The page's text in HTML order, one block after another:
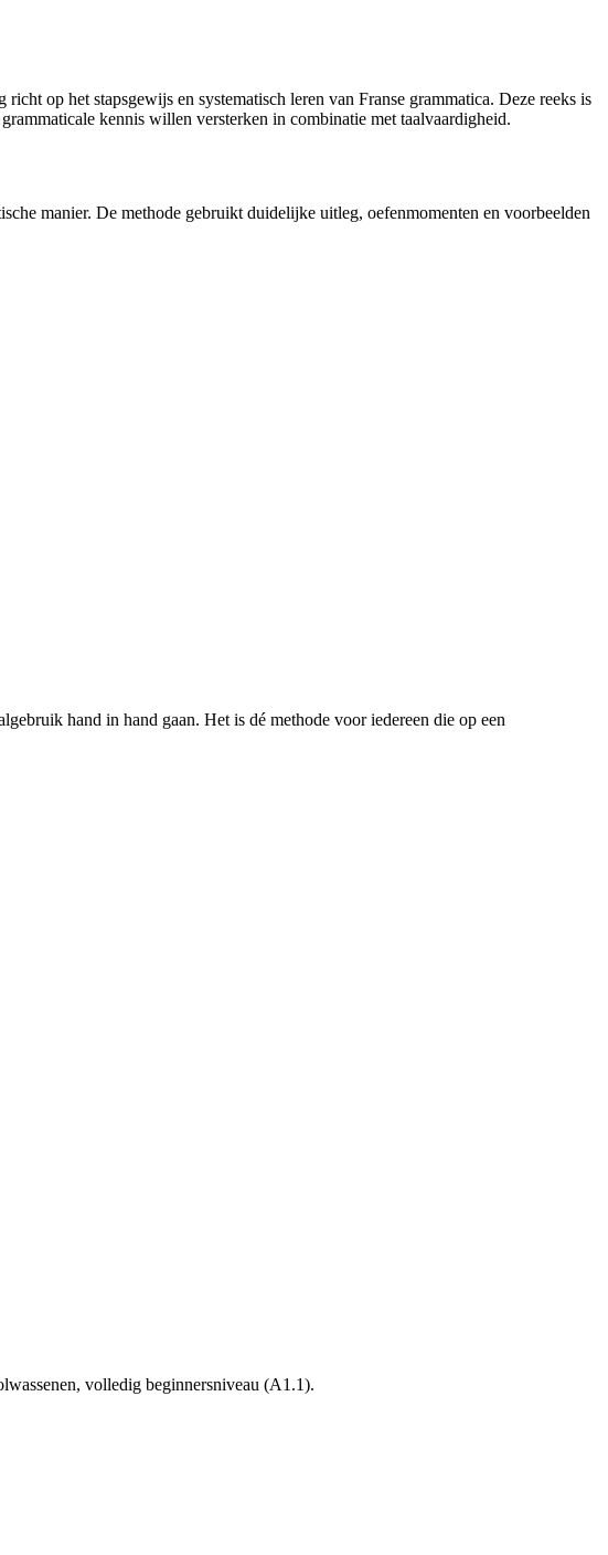
op het stapsgewijs en systematisch leren van Franse grammatica. Deze reeks is
kennis willen versterken in combinatie met taalvaardigheid.
manier. De methode gebruikt duidelijke uitleg, oefenmomenten en voorbeelden
hand in hand gaan. Het is dé methode voor iedereen die op een
volledig beginnersniveau (A1.1).